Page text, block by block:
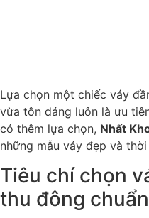
Lựa chọn một chiếc váy
vừa tôn dáng luôn là ưu
có thêm lựa chọn, Nhất
những mẫu váy đẹp và
Tiêu chí chọn
thu đông